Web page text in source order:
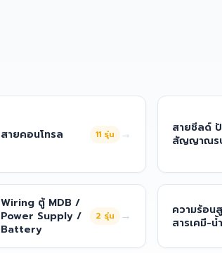
สายคอนโทรล 11 รุ่น →
สายชีลด์
สัญญาณร
Wiring ตู้ MDB /
Power Supply /
Battery
2 รุ่น →
ความร้อน
สารเคมี-น้